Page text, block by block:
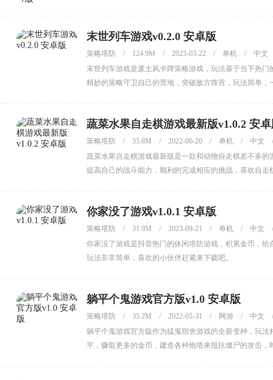
末世列车游戏v0.2.0 安卓版
策略塔防 / 124.9M / 2023-03-22 / 单机 /
中文
末世列车游戏是废土风卡牌策略游戏，玩法基于当下热
精妙的策略守卫自己的营地，突破敌方阵营，玩法简单
蔬菜水果自走棋游戏最新版v1.0.2 安
策略塔防 / 35.8M / 2022-06-20 / 单机 / 中文
/
蔬菜水果自走棋游戏最新版是一款和动物自走棋差不多
提高自己的战斗能力，顺利的完成相应的挑战，喜欢自
你家没了游戏v1.0.1 安卓版
策略塔防 / 31.9M / 2023-09-21 / 单机 / 中文
/
你家没了游戏是抖音热门的休闲塔防游戏，积累金币，
玩法非常简单，喜欢的小伙伴赶紧来下载吧。
躺平个鬼游戏官方版v1.0 安卓版
策略塔防 / 35.2M / 2022-05-31 / 网游 / 中文
/
躺平个鬼游戏官方版作为猛鬼宿舍游戏的全新变种，玩
平，赚取更多的金币，建造各种炮塔来抵抗僵尸的攻击